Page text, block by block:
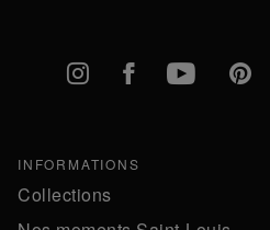
Instagram
FacebookYouTube
INFORMATIONS
Collections